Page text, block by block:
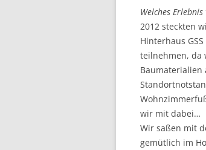
Welches
2012 steckten
Hinterhaus
teilnehmen, da
Baumaterialien
wir mit dabei…
Wir saßen mit
gemütlich im